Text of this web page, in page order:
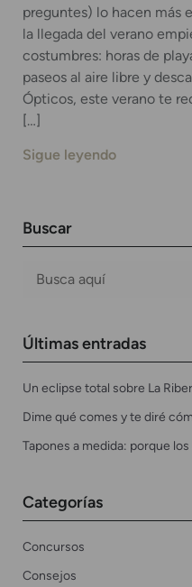
preguntes) lo hacen más
la llegada del verano
costumbres: horas de
paseos al aire libre y
Ópticos, este verano te
[…]
Sigue leyendo
Buscar
Últimas entradas
Un eclipse total sobre La
Dime qué comes y te diré
Tapones a medida: porque
Categorías
Concursos
Consejos